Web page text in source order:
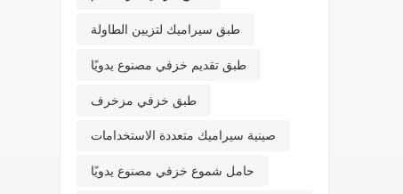
طبق سيراميك لتزيين الطاولة
طبق تقديم خزفي مصنوع يدويًا
طبق خزفي مزخرف
صينية سيراميك متعددة الاستخدامات
حامل شموع خزفي مصنوع يدويًا